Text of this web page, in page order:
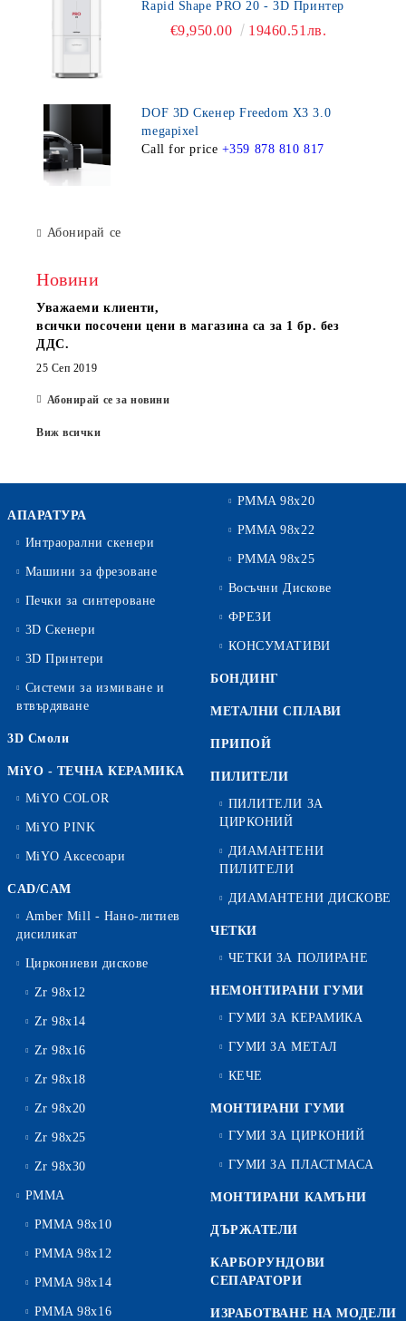
Rapid Shape PRO 20 - 3D Принтер
€9,950.00 19460.51лв.
DOF 3D Скенер Freedom X3 3.0
megapixel
Call for price +359 878 810 817
Абонирай се
Новини
Уважаеми клиенти,
всички посочени цени в магазина са за 1 бр. без
ДДС.
25 Сеп 2019
Абонирай се за новини
Виж всички
АПАРАТУРА
Интраорални скенери
Машини за фрезоване
Печки за синтероване
3D Скенери
3D Принтери
Системи за измиване и
втвърдяване
3D Смоли
MiYO - ТЕЧНА КЕРАМИКА
MiYO COLOR
MiYO PINK
MiYO Аксесоари
CAD/CAM
Amber Mill - Нано-литиев
дисиликат
Циркониеви дискове
Zr 98x12
Zr 98x14
Zr 98x16
Zr 98x18
Zr 98x20
Zr 98x25
Zr 98x30
PMMA
PMMA 98x10
PMMA 98x12
PMMA 98x14
PMMA 98x16
PMMA 98x20
PMMA 98x22
PMMA 98x25
Восъчни Дискове
ФРЕЗИ
КОНСУМАТИВИ
БОНДИНГ
МЕТАЛНИ СПЛАВИ
ПРИПОЙ
ПИЛИТЕЛИ
ПИЛИТЕЛИ ЗА
ЦИРКОНИЙ
ДИАМАНТЕНИ
ПИЛИТЕЛИ
ДИАМАНТЕНИ ДИСКОВЕ
ЧЕТКИ
ЧЕТКИ ЗА ПОЛИРАНЕ
НЕМОНТИРАНИ ГУМИ
ГУМИ ЗА КЕРАМИКА
ГУМИ ЗА МЕТАЛ
КЕЧЕ
МОНТИРАНИ ГУМИ
ГУМИ ЗА ЦИРКОНИЙ
ГУМИ ЗА ПЛАСТМАСА
МОНТИРАНИ КАМЪНИ
ДЪРЖАТЕЛИ
КАРБОРУНДОВИ
СЕПАРАТОРИ
ИЗРАБОТВАНЕ НА МОДЕЛИ